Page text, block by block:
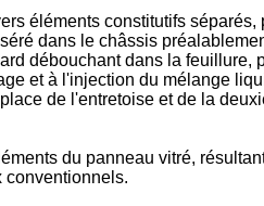
éléments constitutifs
dans le châssis
débouchant dans la
et à l'injection du mélange
de l'entretoise et de la
du panneau vitré,
conventionnels.